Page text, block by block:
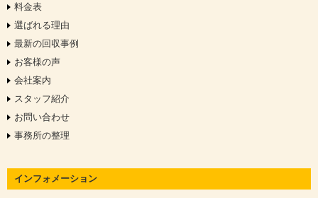
料金表
選ばれる理由
最新の回収事例
お客様の声
会社案内
スタッフ紹介
お問い合わせ
事務所の整理
インフォメーション